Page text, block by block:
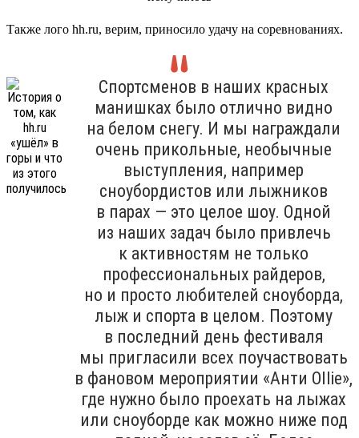
Также лого hh.ru, верим, приносило удачу на соревнованиях.
Спортсменов в наших красных
манишках было отлично видно
на белом снегу. И мы награждали
очень прикольные, необычные
выступления, например
сноубордистов или лыжников
в парах — это целое шоу. Одной
из наших задач было привлечь
к активностям не только
профессиональных райдеров,
но и просто любителей сноуборда,
лыж и спорта в целом. Поэтому
в последний день фестиваля
мы пригласили всех поучаствовать
в фановом мероприятии «Анти Ollie»,
где нужно было проехать на лыжах
или сноуборде как можно ниже под